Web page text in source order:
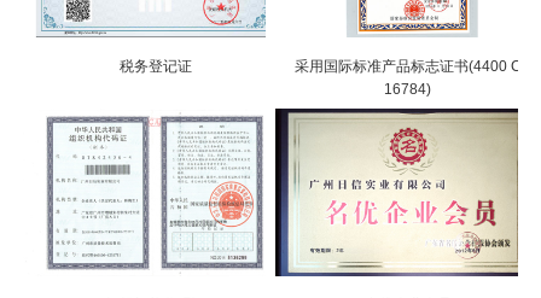
税务登记证
采用国际标准产品标志证书(4400 C
16784)